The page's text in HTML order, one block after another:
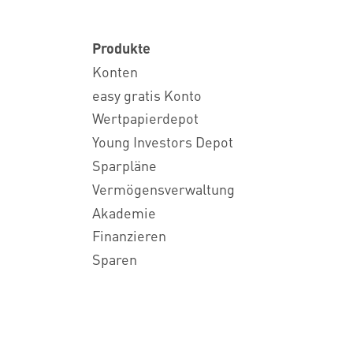
Produkte
Konten
easy gratis Konto
Wertpapierdepot
Young Investors Depot
Sparpläne
Vermögensverwaltung
Akademie
Finanzieren
Sparen